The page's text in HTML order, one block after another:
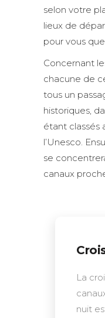
selon votre
lieux de
pour vous que
Concernant
chacune de
tous un
historiques,
étant classés
l’Unesco.
se
canaux
La
nuit